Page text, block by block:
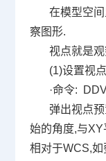
在模型空间
察图形.
视点就是
(1)设置视点
·命令:
弹出视点
始的角度,与XY
相对于WCS,如